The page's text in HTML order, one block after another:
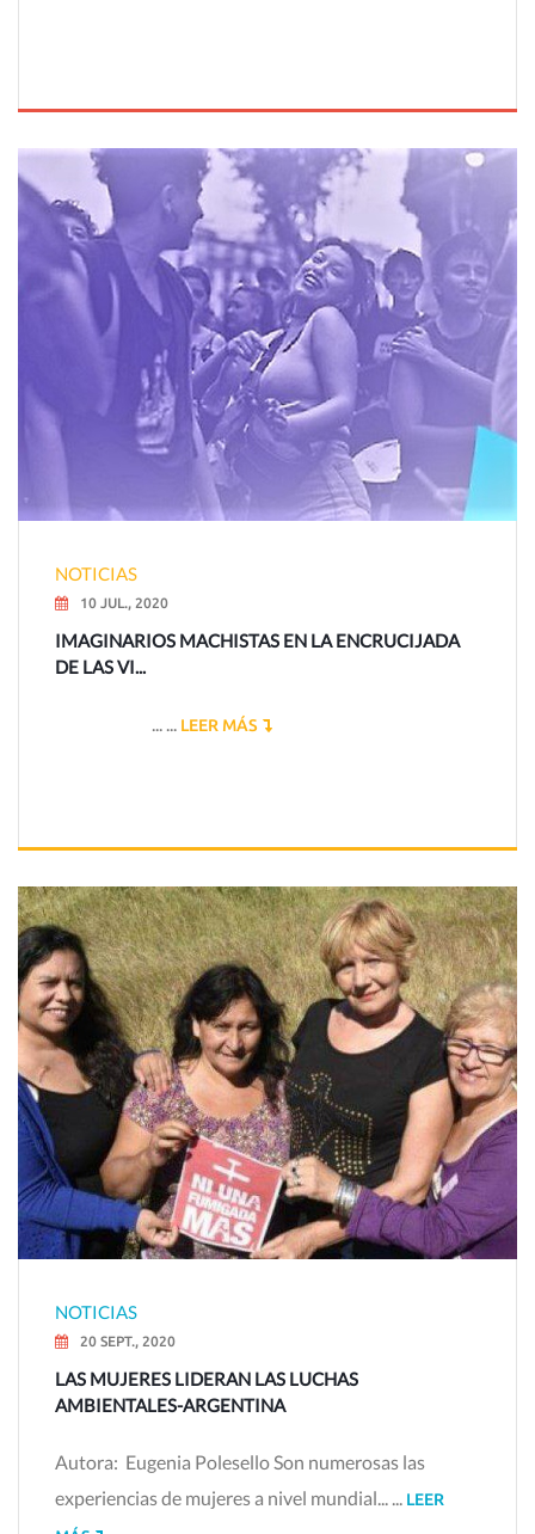
NOTICIAS
10 JUL., 2020
IMAGINARIOS MACHISTAS EN LA ENCRUCIJADA
DE LAS VI...
... ... LEER MÁS
NOTICIAS
20 SEPT., 2020
LAS MUJERES LIDERAN LAS LUCHAS
AMBIENTALES-ARGENTINA
Autora: Eugenia Polesello Son numerosas las
experiencias de mujeres a nivel mundial... ... LEER